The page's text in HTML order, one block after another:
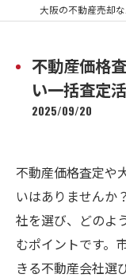
不動産価格
い一括査定
2025/09/20
不動産価格査定や
いはありませんか
社を選び、どのよ
むポイントです。
きる不動産会社選